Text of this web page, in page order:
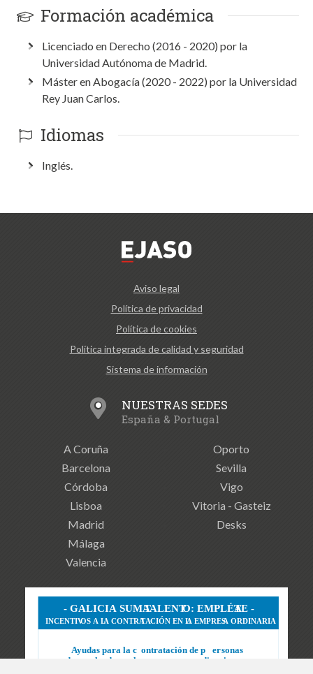
Formación académica
Licenciado en Derecho (2016 - 2020) por la
Universidad Autónoma de Madrid.
Máster en Abogacía (2020 - 2022) por la Universidad
Rey Juan Carlos.
Idiomas
Inglés.
Aviso legal
Política de privacidad
Política de cookies
Política integrada de calidad y seguridad
Sistema de información
NUESTRAS SEDES
España & Portugal
A Coruña
Barcelona
Córdoba
Lisboa
Madrid
Málaga
Valencia
Oporto
Sevilla
Vigo
Vitoria - Gasteiz
Desks